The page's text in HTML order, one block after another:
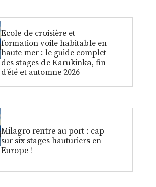
Ecole de croisière et
formation voile habitable en
haute mer : le guide complet
des stages de Karukinka, fin
d’été et automne 2026
Milagro rentre au port : cap
sur six stages hauturiers en
Europe !